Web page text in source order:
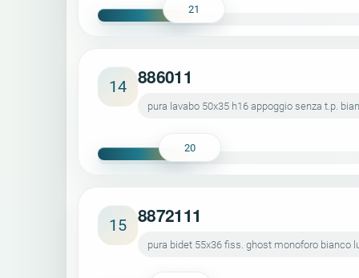
21
14 886011
pura lavabo 50x35 h16 appoggio senza t.p.
20
15 8872111
pura bidet 55x36 fiss. ghost monoforo bianco